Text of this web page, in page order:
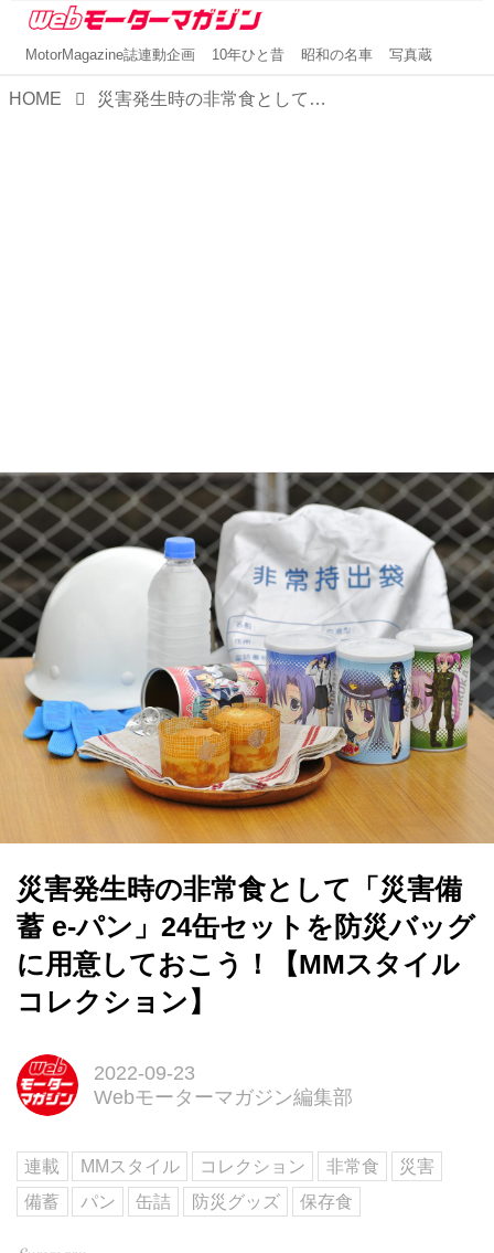
MotorMagazine誌連動企画 10年ひと昔 昭和の名車 写真蔵
HOME 災害発生時の非常食として「災害備蓄 e-パン」24缶セットを防災バッグに用意しておこう！【MMスタイル コレクション】
災害発生時の非常食として「災害備
蓄 e-パン」24缶セットを防災バッグ
に用意しておこう！【MMスタイル
コレクション】
2022-09-23
Webモーターマガジン編集部
連載 MMスタイル コレクション 非常食
災害
備蓄
パン 缶詰 防災グッズ 保存食